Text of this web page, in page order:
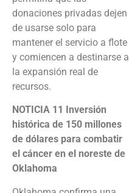
donaciones privadas dejen
de usarse solo para
mantener el servicio a flote
y comiencen a destinarse a
la expansión real de
recursos.
NOTICIA 11 Inversión
histórica de 150 millones
de dólares para combatir
el cáncer en el noreste de
Oklahoma